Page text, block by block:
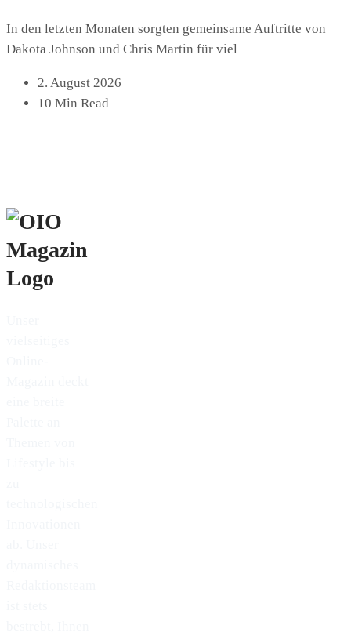
In den letzten Monaten sorgten gemeinsame Auftritte von
Dakota Johnson und Chris Martin für viel
2. August 2026
10 Min Read